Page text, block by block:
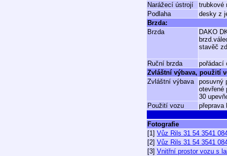
Narážecí ústrojí
trubkové
Podlaha
desky z
Brzda:
Brzda
DAKO
stavěč
Ruční brzda
pořádací
Zvláštní výbava, použití
Zvláštní výbava
posuvný
otevřené
30
Použití vozu
přeprava
Fotografie
[1] Vůz Rils 31 54 3541
[2] Vůz Rils 31 54 3541
[3] Vnitřní prostor vozu s